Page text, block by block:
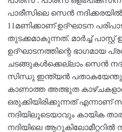
പാരീസിലെ സെൻ
11മണിക്കാണ് ഉദ്ഘാടന
തുടക്കമാകുന്നത്. മാർച്ച്‌ പാസ്റ്റ്
ഉദ്ഘാടനത്തിന്റെ ഭാഗമായ
ചടങ്ങുകള്‍ക്കെല്ലാം സെൻ നദി
സിന്ധു ഇന്ത്യൻ
കാണാത്ത അത്ഭുത
ഒരുക്കിയിരിക്കുന്നത്
നദിയിലൂടെയാവും കായിക
നദിയിലെ